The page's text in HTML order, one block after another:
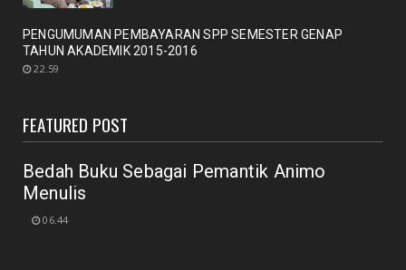
Mengobrol cara baru "New Library"
September 12, 2020
PENGUMUMAN PEMBAYARAN SPP SEMESTER GENAP
TAHUN AKADEMIK 2015-2016
22.59
FEATURED POST
Bedah Buku Sebagai Pemantik Animo
Menulis
06.44